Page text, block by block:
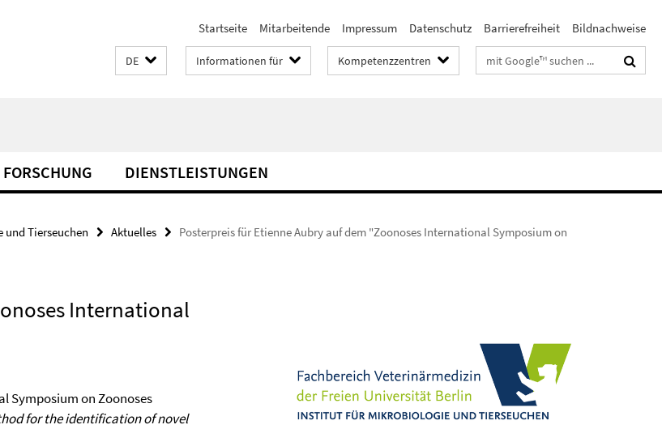
Startseite Mitarbeitende Impressum Datenschutz Barrierefreiheit Bildnachweise
DE Informationen für Kompetenzzentren Suchbegriffe
FORSCHUNG DIENSTLEISTUNGEN
Tierseuchen Aktuelles
Posterpreis für Etienne Aubry auf dem "Zoonoses International Symposium on
International
Symposium on Zoonoses
for the identification of novel